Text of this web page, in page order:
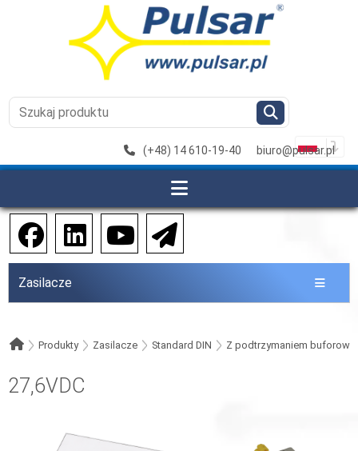
(+48) 14 610-19-40 biuro@pulsar.pl
Zasilacze
Produkty Zasilacze Standard DIN Z podtrzymaniem
27,6VDC